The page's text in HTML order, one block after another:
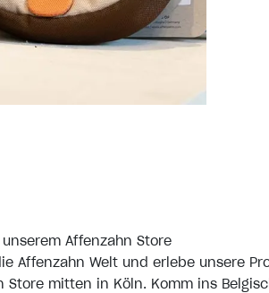
Affenzahn Store
Affenzahn Welt und erlebe unsere
Store mitten in Köln. Komm ins